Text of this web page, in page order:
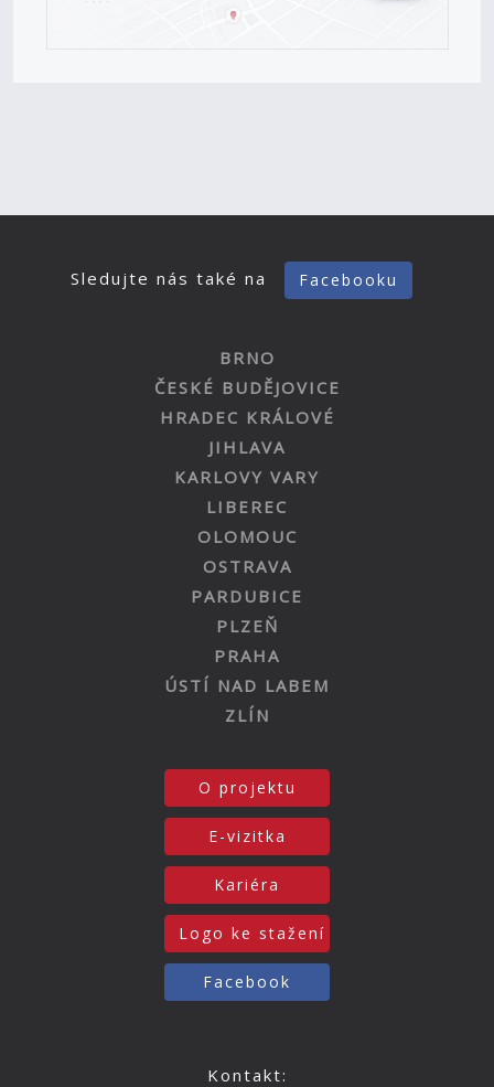
Sledujte nás také na Facebooku
BRNO
ČESKÉ BUDĚJOVICE
HRADEC KRÁLOVÉ
JIHLAVA
KARLOVY VARY
LIBEREC
OLOMOUC
OSTRAVA
PARDUBICE
PLZEŇ
PRAHA
ÚSTÍ NAD LABEM
ZLÍN
O projektu
E-vizitka
Kariéra
Logo ke stažení
Facebook
Kontakt: